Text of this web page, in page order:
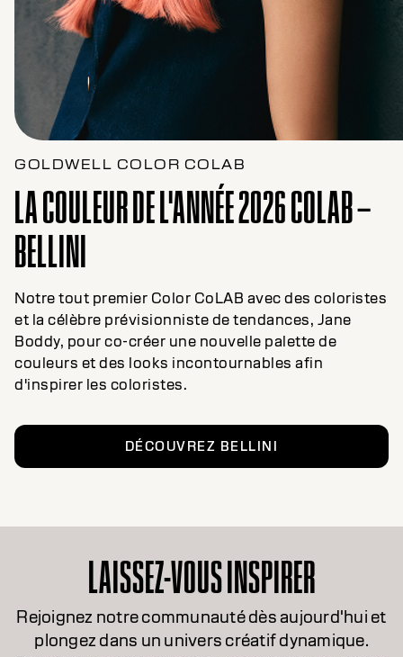
GOLDWELL COLOR COLAB
LA COULEUR DE L'ANNÉE 2026 COLAB –
BELLINI
Notre tout premier Color CoLAB avec des coloristes
et la célèbre prévisionniste de tendances, Jane
Boddy, pour co-créer une nouvelle palette de
couleurs et des looks incontournables afin
d'inspirer les coloristes.
DÉCOUVREZ BELLINI
LAISSEZ-VOUS INSPIRER
Rejoignez notre communauté dès aujourd'hui et
plongez dans un univers créatif dynamique.